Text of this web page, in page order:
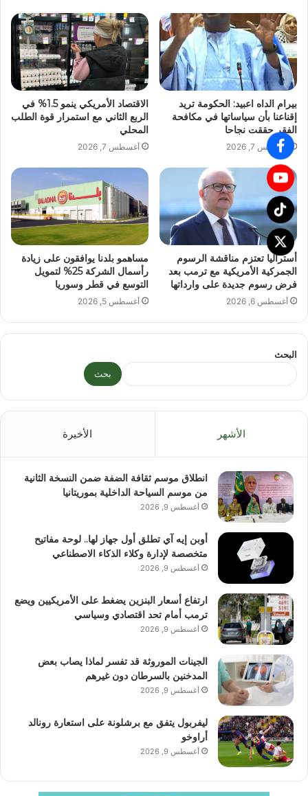
بيرام الداه اعبيد: الحكومة تريد
إقناعنا بأن سياساتها في مكافحة
الفقر حققت نجاحا
أغسطس 7, 2026
الاقتصاد الأمريكي ينمو 1.5% في
الربع الثاني مع استمرار قوة الطلب
المحلي
أغسطس 7, 2026
أستراليا تعتزم مناقشة الرسوم
الجمركية الأمريكية مع ترمب بعد
فرض رسوم جديدة على وارداتها
أغسطس 6, 2026
مساهمو بلدنا يوافقون على زيادة
رأسمال الشركة 25% لتمويل
التوسع في قطر وسوريا
أغسطس 5, 2026
البحث
بحث
الأشهر الأخيرة
انطلاق موسم ثقافة الضفة ضمن النسخة الثانية
من موسم السياحة الداخلية بموريتانيا
أغسطس 9, 2026
أوبن إيه آي تطلق أول جهاز لها.. لوحة مفاتيح
متخصصة لإدارة وكلاء الذكاء الاصطناعي
أغسطس 9, 2026
ارتفاع أسعار البنزين يضغط على الأمريكيين ويضع
ترمب أمام تحد اقتصادي وسياسي
أغسطس 9, 2026
الجينات الموروثة قد تفسر لماذا يصاب بعض
المدخنين بالسرطان دون غيرهم
أغسطس 9, 2026
ليفربول يتفق مع برشلونة على استعارة رونالد
أراوخو
أغسطس 9, 2026